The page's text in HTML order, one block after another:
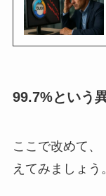
99.7%という
ここで改めて
えてみましょう。